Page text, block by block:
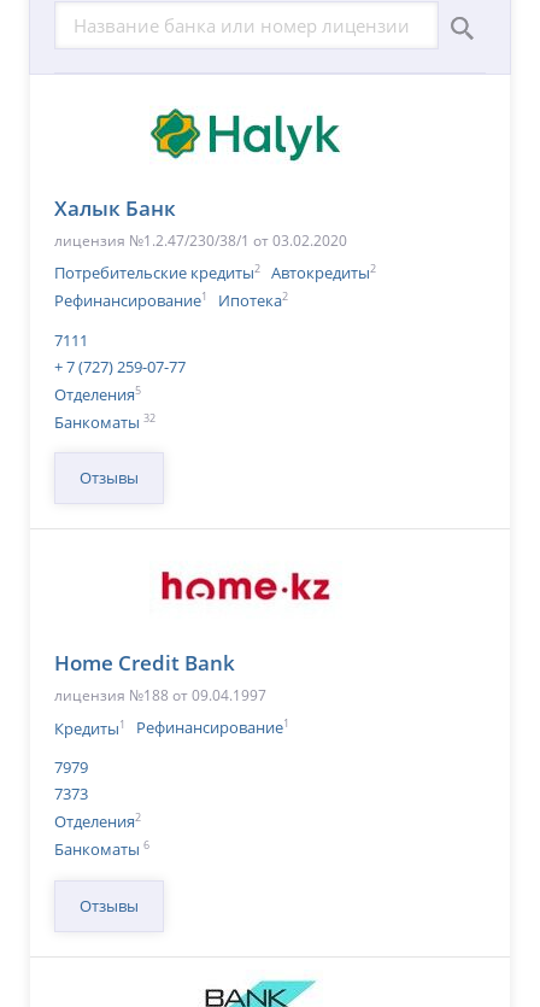
Халык Банк
лицензия №1.2.47/230/38/1 от 03.02.2020
Потребительские кредиты2 Автокредиты2
Рефинансирование1 Ипотека2
7111
+ 7 (727) 259-07-77
Отделения5
Банкоматы 32
Отзывы
Home Credit Bank
лицензия №188 от 09.04.1997
Кредиты1 Рефинансирование1
7979
7373
Отделения2
Банкоматы 6
Отзывы